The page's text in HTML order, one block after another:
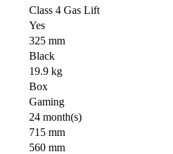
Class 4 Gas Lift
Yes
325 mm
Black
19.9 kg
Box
Gaming
24 month(s)
715 mm
560 mm